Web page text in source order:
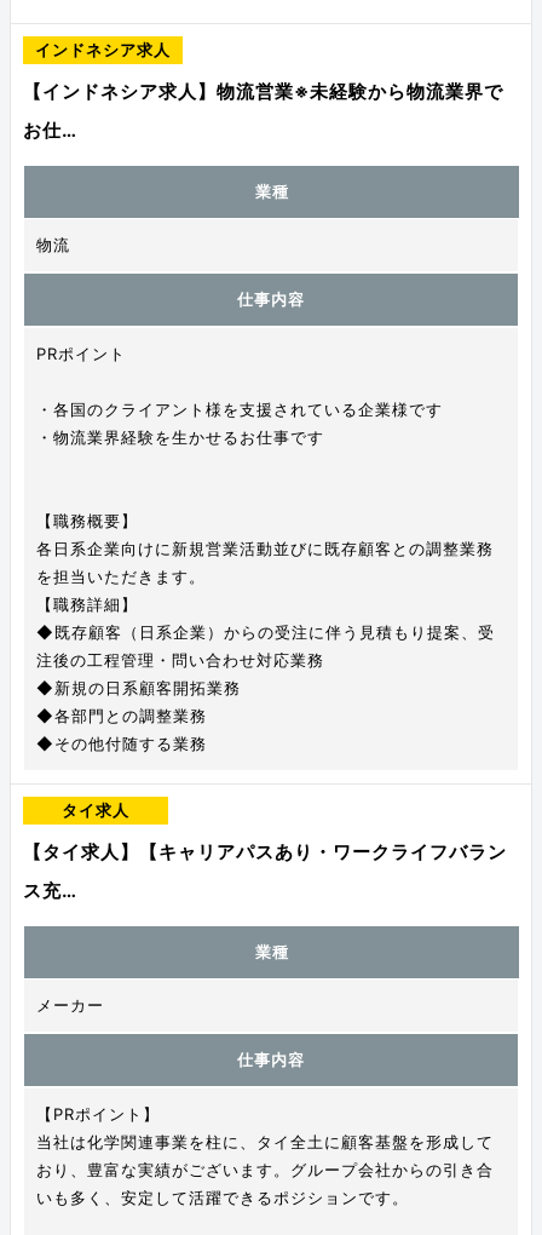
インドネシア求人
【インドネシア求人】物流営業※未経験から物流業界で
お仕…
業種
物流
仕事内容
PRポイント
・各国のクライアント様を支援されている企業様です
・物流業界経験を生かせるお仕事です
【職務概要】
各日系企業向けに新規営業活動並びに既存顧客との調整業務
を担当いただきます。
【職務詳細】
◆既存顧客（日系企業）からの受注に伴う見積もり提案、受
注後の工程管理・問い合わせ対応業務
◆新規の日系顧客開拓業務
◆各部門との調整業務
◆その他付随する業務
タイ求人
【タイ求人】【キャリアパスあり・ワークライフバラン
ス充…
業種
メーカー
仕事内容
【PRポイント】
当社は化学関連事業を柱に、タイ全土に顧客基盤を形成して
おり、豊富な実績がございます。グループ会社からの引き合
いも多く、安定して活躍できるポジションです。